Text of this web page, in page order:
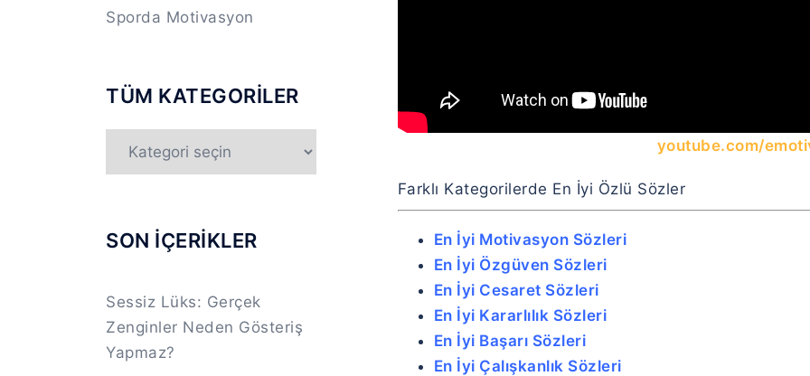
youtube.com/
Farklı Kategorilerde En İyi Özlü Sözler
En İyi Motivasyon Sözleri
En İyi Özgüven Sözleri
En İyi Cesaret Sözleri
En İyi Kararlılık Sözleri
En İyi Başarı Sözleri
En İyi Çalışkanlık Sözleri
Sporda Motivasyon
TÜM KATEGORİLER
TÜM
KATEGORİLER
SON İÇERİKLER
Sessiz Lüks: Gerçek
Zenginler Neden Gösteriş
Yapmaz?